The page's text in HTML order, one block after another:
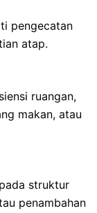
pengecatan
atap.
ruangan,
makan, atau
struktur
penambahan